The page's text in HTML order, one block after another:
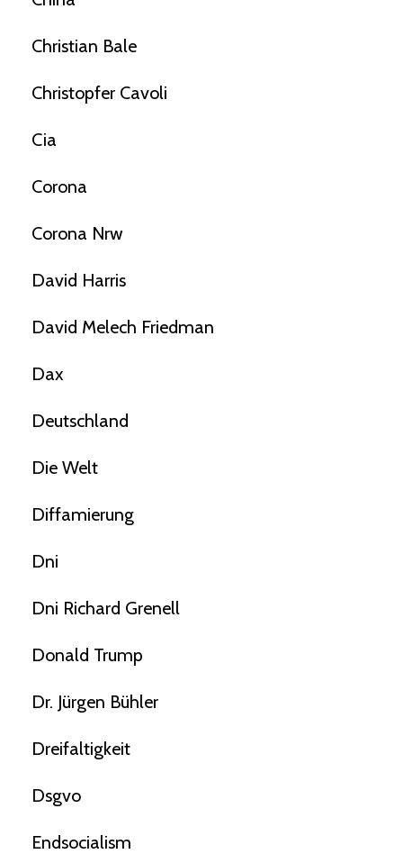
Christian Bale
Christopfer Cavoli
Cia
Corona
Corona Nrw
David Harris
David Melech Friedman
Dax
Deutschland
Die Welt
Diffamierung
Dni
Dni Richard Grenell
Donald Trump
Dr. Jürgen Bühler
Dreifaltigkeit
Dsgvo
Endsocialism